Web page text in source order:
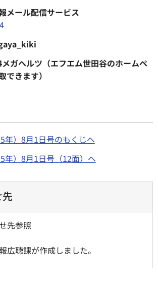
メール配信サービス
ガヘルツ（エフエム世田谷のホームペ
できます）
年）8月1日号のもくじへ
年）8月1日号（12面）へ
先参照
広聴課が作成しました。